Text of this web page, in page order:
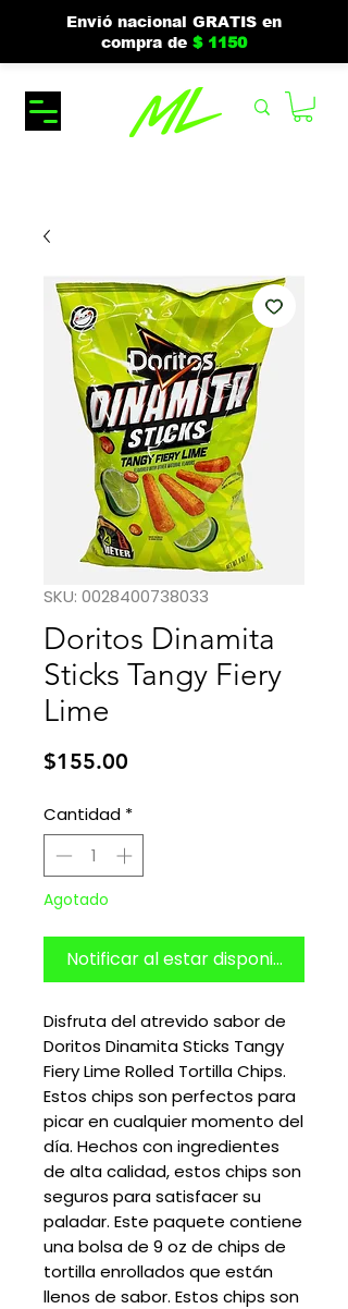
Envió nacional GRATIS en
compra de $ 1150
SKU: 0028400738033
Doritos Dinamita
Sticks Tangy Fiery
Lime
$155.00
Cantidad *
Agotado
Notificar al estar disponible
Disfruta del atrevido sabor de
Doritos Dinamita Sticks Tangy
Fiery Lime Rolled Tortilla Chips.
Estos chips son perfectos para
picar en cualquier momento del
día. Hechos con ingredientes
de alta calidad, estos chips son
seguros para satisfacer su
paladar. Este paquete contiene
una bolsa de 9 oz de chips de
tortilla enrollados que están
llenos de sabor. Estos chips son